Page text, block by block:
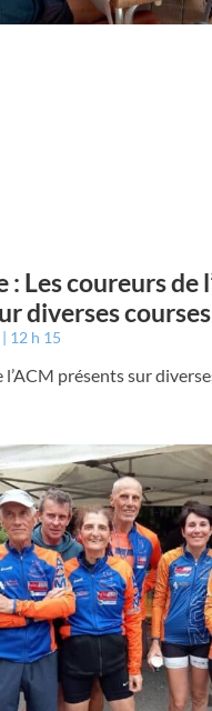
Les coureurs de
diverses courses
12 h 15
l’ACM présents sur